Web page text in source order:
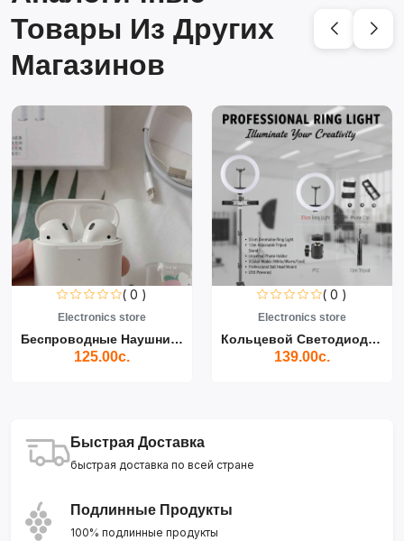
Товары Из Других
Магазинов
( 0 )
Electronics store
Беспроводные Наушники Air...
125.00с.
( 0 )
Electronics store
Кольцевой Светодиодный Св...
139.00с.
Быстрая Доставка
быстрая доставка по всей стране
Подлинные Продукты
100% подлинные продукты